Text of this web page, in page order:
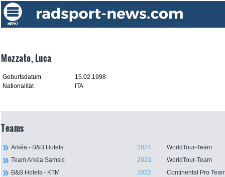
Mozzato, Luca
Geburtsdatum
15.02.1998
Nationalität
ITA
Teams
Arkéa - B&B Hotels 2024
WorldTour-Team
Team Arkéa Samsic
2023
WorldTour-Team
B&B Hotels - KTM
2022
Continental Pro